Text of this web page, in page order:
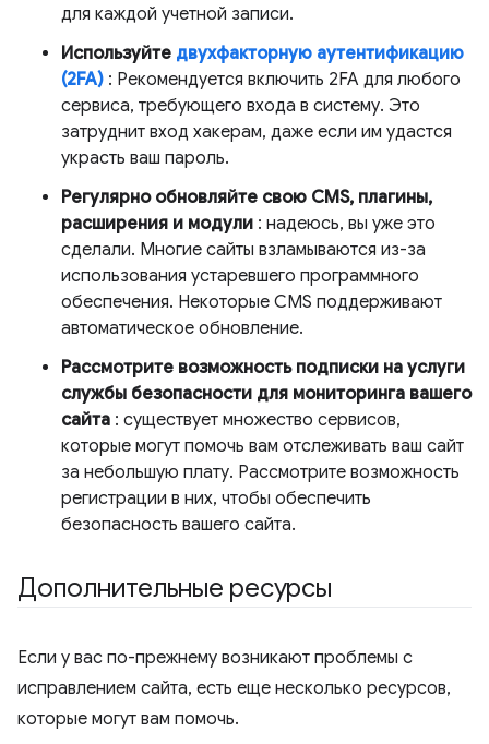
для каждой учетной записи.
Используйте двухфакторную аутентификацию
(2FA) : Рекомендуется включить 2FA для любого
сервиса, требующего входа в систему. Это
затруднит вход хакерам, даже если им удастся
украсть ваш пароль.
Регулярно обновляйте свою CMS, плагины,
расширения и модули : надеюсь, вы уже это
сделали. Многие сайты взламываются из-за
использования устаревшего программного
обеспечения. Некоторые CMS поддерживают
автоматическое обновление.
Рассмотрите возможность подписки на услуги
службы безопасности для мониторинга вашего
сайта : существует множество сервисов,
которые могут помочь вам отслеживать ваш сайт
за небольшую плату. Рассмотрите возможность
регистрации в них, чтобы обеспечить
безопасность вашего сайта.
Дополнительные ресурсы
Если у вас по-прежнему возникают проблемы с
исправлением сайта, есть еще несколько ресурсов,
которые могут вам помочь.